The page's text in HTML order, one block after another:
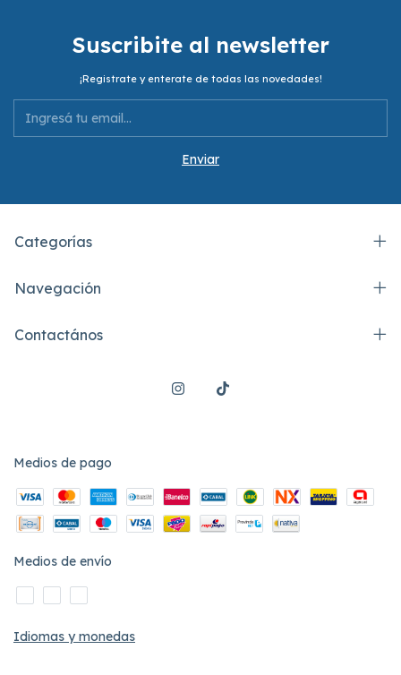
Suscribite al newsletter
¡Registrate y enterate de todas las novedades!
Categorías
Navegación
Contactános
Medios de pago
Medios de envío
Idiomas y monedas